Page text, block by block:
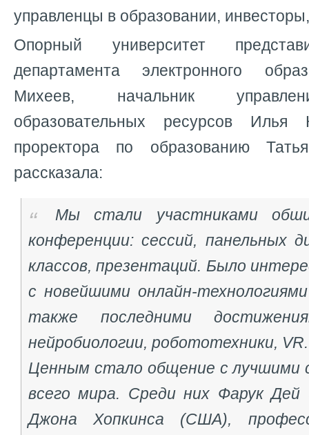
управленцы в образовании,
Опорный университет
департамента электронного
Михеев, начальник
образовательных ресурсов Илья
проректора по образованию
рассказала:
Мы стали участниками
конференции: сессий, панельных
классов, презентаций. Было
с новейшими онлайн-
также последними
нейробиологии, робототехники, VR.
Ценным стало общение с лучшими
всего мира. Среди них Фарук Дей
Джона Хопкинса (США),